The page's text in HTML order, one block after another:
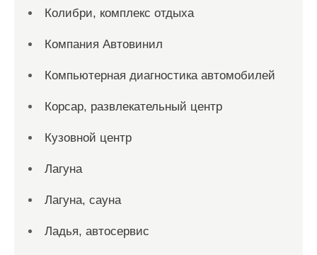
Колибри, комплекс отдыха
Компания Автовинил
Компьютерная диагностика автомобилей
Корсар, развлекательный центр
Кузовной центр
Лагуна
Лагуна, сауна
Ладья, автосервис